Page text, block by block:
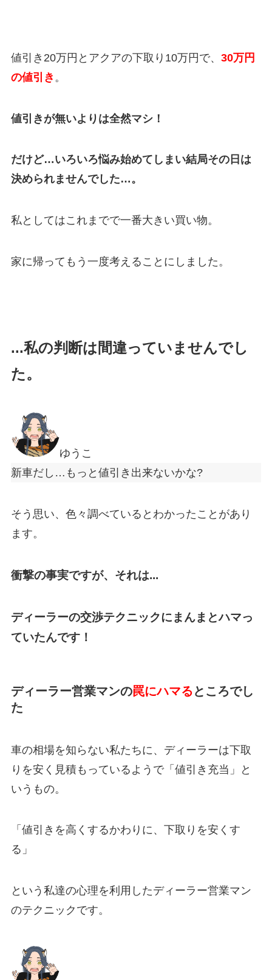
値引き 20万円 とアクアの下取り10万円で、 30万円
の値引き 。
値引きが無いよりは全然マシ！
だけど…いろいろ悩み始めてしまい結局その日は
決められませんでした…。
私としてはこれまでで一番大きい買い物。
家に帰ってもう一度考えることにしました。
...私の判断は間違っていませんでし
た。
ゆうこ
新車だし…もっと値引き出来ないかな?
そう思い、色々調べているとわかったことがあり
ます。
衝撃の事実ですが、 それは...
ディーラーの交渉テクニックにまんまとハマっ
ていたんです！
ディーラー営業マンの罠にハマるところでし
た
車の相場を知らない私たちに、ディーラーは下取
りを安く見積もっているようで「値引き充当」と
いうもの。
「 値引きを高くするかわりに、下取りを安くす
る 」
という私達の心理を利用したディーラー営業マン
のテクニックです。